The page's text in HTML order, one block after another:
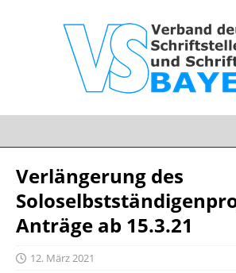
Verlängerung des
Anträge ab 15.3.21
12. März 2021